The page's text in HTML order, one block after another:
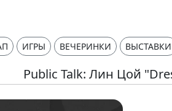
ИГРЫ ВЕЧЕРИНКИ ВЫСТАВКИ
Public Talk: Лин Цой